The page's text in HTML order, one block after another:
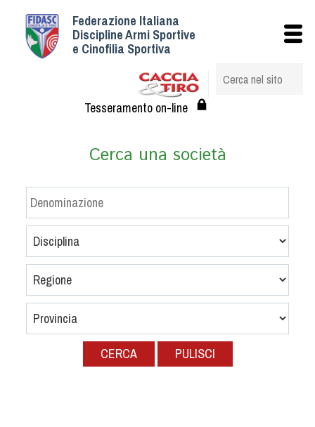
Federazione Italiana
Discipline Armi Sportive
e Cinofilia Sportiva
Tesseramento on-line
Cerca una società
PULISCI
Istituzionale
Struttura
Albo Veterinari federali
Tesseramento e Affiliazioni
Circolari
Convenzioni
Tesserati
Referenti e gruppi di lavoro regionali
Scuole Federali